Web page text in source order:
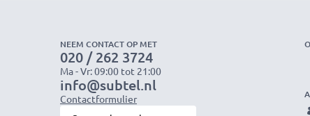
NEEM CONTACT OP MET
020 / 262 3724
Ma - Vr: 09:00 tot 21:00
info@subtel.nl
Contactformulier